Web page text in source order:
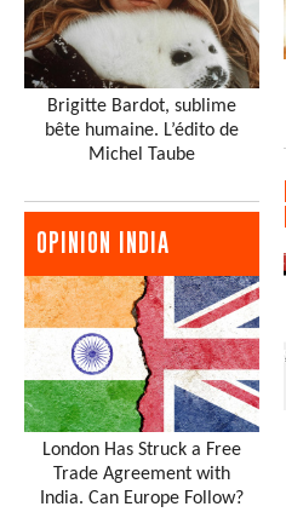
Brigitte Bardot, sublime
bête humaine. L’édito de
Michel Taube
OPINION INDIA
London Has Struck a Free
Trade Agreement with
India. Can Europe Follow?